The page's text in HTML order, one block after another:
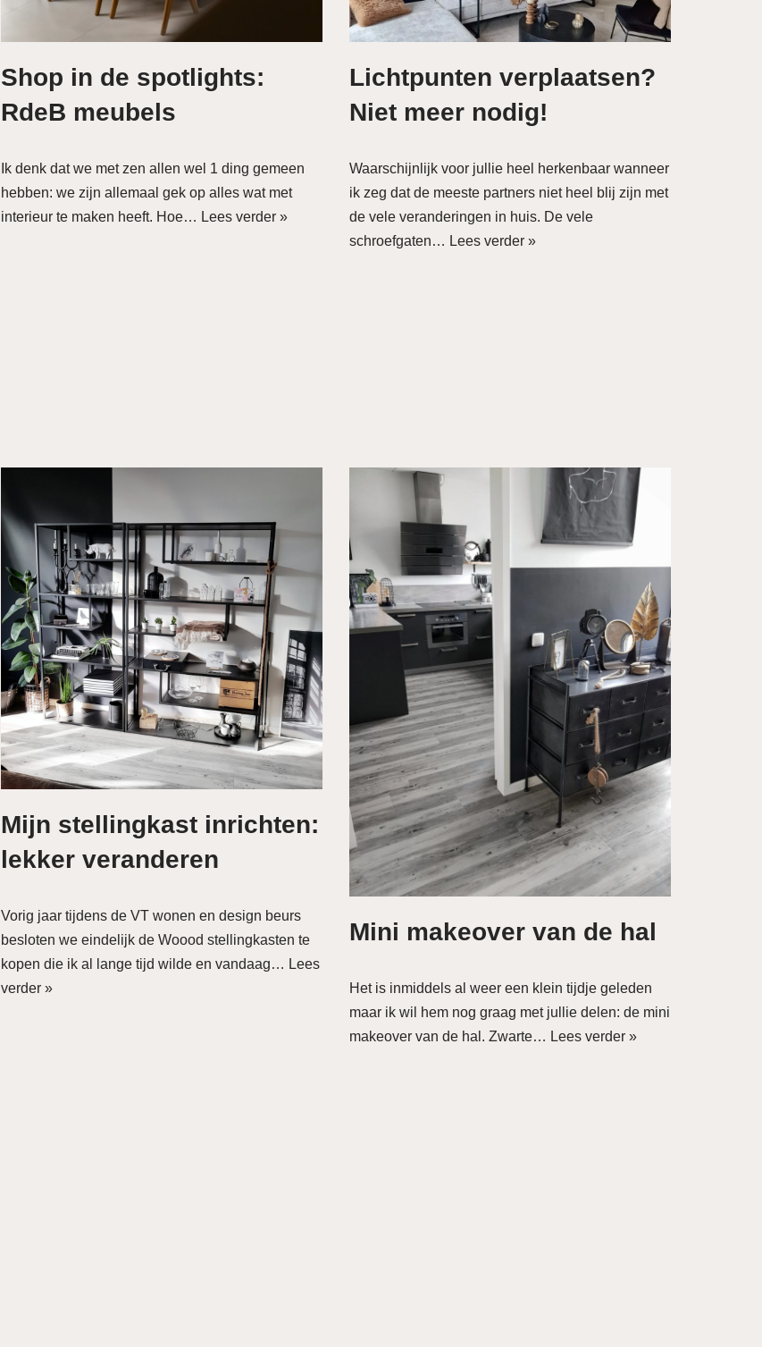
Shop in de spotlights:
RdeB meubels
Ik denk dat we met zen allen wel 1 ding gemeen
hebben: we zijn allemaal gek op alles wat met
interieur te maken heeft. Hoe… Lees verder »
Lichtpunten verplaatsen?
Niet meer nodig!
Waarschijnlijk voor jullie heel herkenbaar wanneer
ik zeg dat de meeste partners niet heel blij zijn met
de vele veranderingen in huis. De vele
schroefgaten… Lees verder »
Mijn stellingkast inrichten:
lekker veranderen
Vorig jaar tijdens de VT wonen en design beurs
besloten we eindelijk de Woood stellingkasten te
kopen die ik al lange tijd wilde en vandaag… Lees
verder »
Mini makeover van de hal
Het is inmiddels al weer een klein tijdje geleden
maar ik wil hem nog graag met jullie delen: de mini
makeover van de hal. Zwarte… Lees verder »